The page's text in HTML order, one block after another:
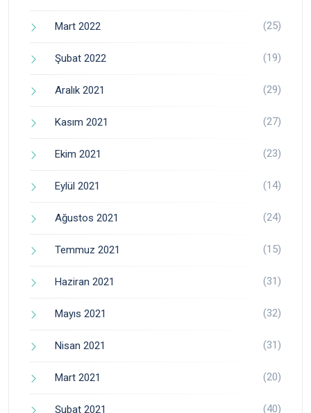
Mart 2022 (25)
Şubat 2022 (19)
Aralık 2021 (29)
Kasım 2021 (27)
Ekim 2021 (23)
Eylül 2021 (14)
Ağustos 2021 (24)
Temmuz 2021 (15)
Haziran 2021 (31)
Mayıs 2021 (32)
Nisan 2021 (31)
Mart 2021 (20)
Şubat 2021 (40)